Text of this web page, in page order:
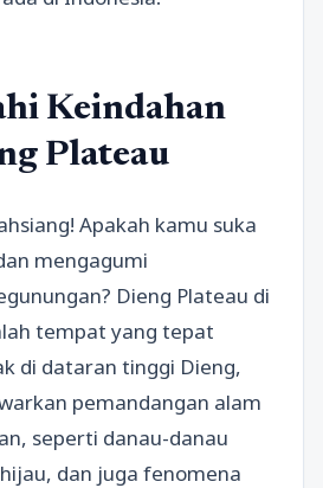
Keindahan
Plateau
Apakah kamu suka
mengagumi
Dieng Plateau di
tempat yang tepat
di dataran tinggi Dieng,
pemandangan alam
seperti danau-danau
dan juga fenomena